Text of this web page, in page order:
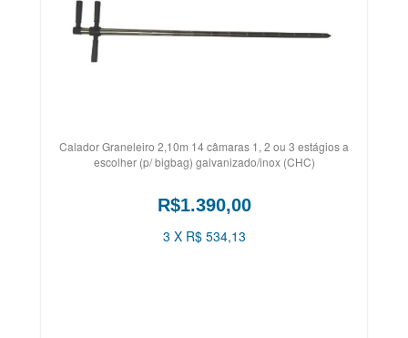
Calador Graneleiro 2,10m 14 câmaras 1, 2 ou 3 estágios a
escolher (p/ bigbag) galvanizado/inox (CHC)
R$1.390,00
3 X R$ 534,13